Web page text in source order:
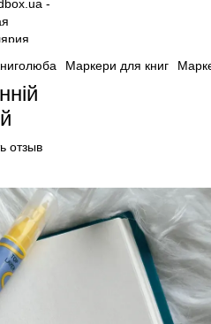
Маркери для книг
отзыв